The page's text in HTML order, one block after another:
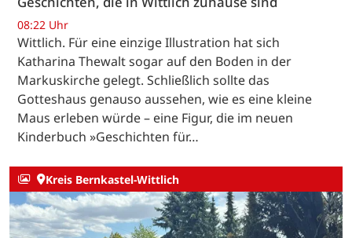
08:22 Uhr
Wittlich. Für eine einzige Illustration hat sich
Katharina Thewalt sogar auf den Boden in der
Markuskirche gelegt. Schließlich sollte das
Gotteshaus genauso aussehen, wie es eine kleine
Maus erleben würde – eine Figur, die im neuen
Kinderbuch »Geschichten für…
Kreis Bernkastel-Wittlich